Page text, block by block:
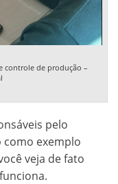
controle de produção –
pelo
como exemplo
veja de fato